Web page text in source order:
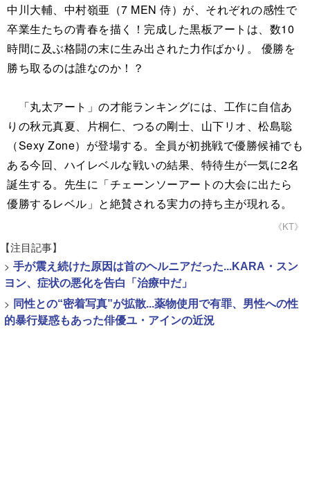
中川大輔、中村嶺亜（7 MEN 侍）が、それぞれの感性で
卒業生たちの青春を描く！完成した黒板アートは、数10
時間に及ぶ格闘の末に生み出された力作ばかり。 優勝を
勝ち取るのは誰なのか！？
「丸太アート」の才能ランキングには、工作に自信あ
りの秋元真夏、片桐仁、つるの剛士、山下リオ、松島聡
（Sexy Zone）が登場する。全員が初挑戦で優勝候補でも
ある今回、ハイレベルな戦いの結果、特待生が一気に2名
誕生する。先生に「チェーンソーアートの大会に出たら
優勝するレベル」と絶賛される実力の持ち主が現れる。
《KT》
【注目記事】
> 手が震え続けた原因は首のヘルニアだった...KARA・スン
ヨン、症状の悪化を告白「治療中だ」
> 同性との“密着写真”が拡散...薬物使用で有罪、男性への性
的暴行疑惑もあった俳優ユ・アインの近況